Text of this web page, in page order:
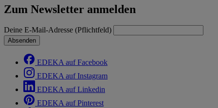
Zum Newsletter anmelden
Deine E-Mail-Adresse (Pflichtfeld)
Absenden
EDEKA auf Facebook
EDEKA auf Instagram
EDEKA auf Linkedin
EDEKA auf Pinterest